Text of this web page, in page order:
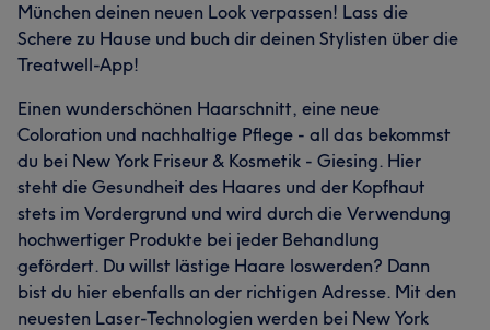
München deinen neuen Look verpassen! Lass die
Schere zu Hause und buch dir deinen Stylisten über die
Treatwell-App!
Einen wunderschönen Haarschnitt, eine neue
Coloration und nachhaltige Pflege - all das bekommst
du bei New York Friseur & Kosmetik - Giesing. Hier
steht die Gesundheit des Haares und der Kopfhaut
stets im Vordergrund und wird durch die Verwendung
hochwertiger Produkte bei jeder Behandlung
gefördert. Du willst lästige Haare loswerden? Dann
bist du hier ebenfalls an der richtigen Adresse. Mit den
neuesten Laser-Technologien werden bei New York